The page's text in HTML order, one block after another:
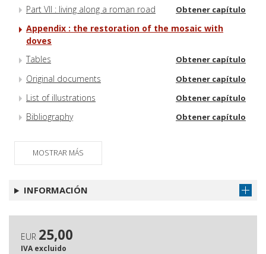
Part VII : living along a roman road Obtener capítulo
Appendix : the restoration of the mosaic with
doves
Tables
Obtener capítulo
Original documents Obtener capítulo
List of illustrations Obtener capítulo
Bibliography Obtener capítulo
MOSTRAR MÁS
INFORMACIÓN
EUR 25,00
IVA excluido